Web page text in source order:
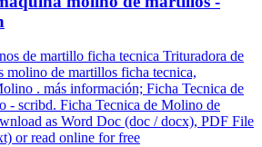
de martillo ficha tecnica Trituradora de
molino de martillos ficha tecnica,
. más información; Ficha Tecnica de
- scribd. Ficha Tecnica de Molino de
as Word Doc (doc / docx), PDF File
or read online for free